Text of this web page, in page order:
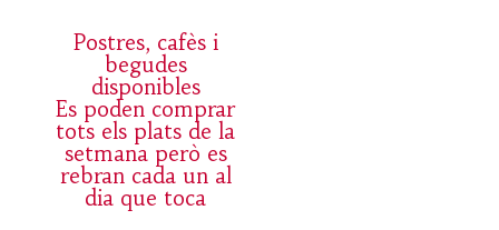
Postres, cafès i
begudes
disponibles
Es poden comprar
tots els plats de la
setmana però es
rebran cada un al
dia que toca